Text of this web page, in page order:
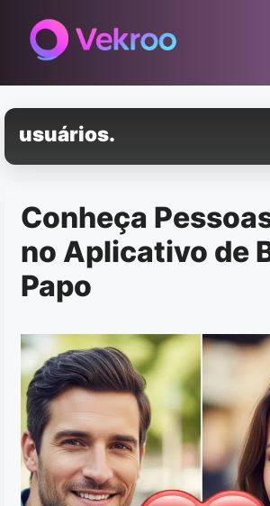
para
usuários.
Conheça
no Aplicativo de
Papo